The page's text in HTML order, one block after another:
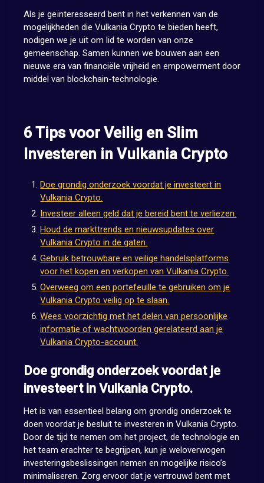
Als je geïnteresseerd bent in het verkennen van de
mogelijkheden die Vulkania Crypto te bieden heeft,
nodigen we je uit om lid te worden van onze
gemeenschap. Samen kunnen we bouwen aan een
nieuwe era van financiële vrijheid en empowerment door
middel van blockchain-technologie.
6 Tips voor Veilig en Slim
Investeren in Vulkania Crypto
Doe grondig onderzoek voordat je investeert in
Vulkania Crypto.
Investeer alleen geld dat je bereid bent te verliezen.
Houd de markttrends en nieuwsupdates over
Vulkania Crypto in de gaten.
Gebruik betrouwbare en veilige handelsplatforms
voor het kopen en verkopen van Vulkania Crypto.
Overweeg om een portefeuille te gebruiken om je
Vulkania Crypto veilig op te slaan.
Wees voorzichtig met het delen van persoonlijke
informatie of wachtwoorden gerelateerd aan je
Vulkania Crypto-account.
Doe grondig onderzoek voordat je
investeert in Vulkania Crypto.
Het is van essentieel belang om grondig onderzoek te
doen voordat je besluit te investeren in Vulkania Crypto.
Door de tijd te nemen om het project, de technologie en
het team erachter te begrijpen, kun je weloverwogen
investeringsbeslissingen nemen en mogelijke risico’s
minimaliseren. Zorg ervoor dat je vertrouwd bent met